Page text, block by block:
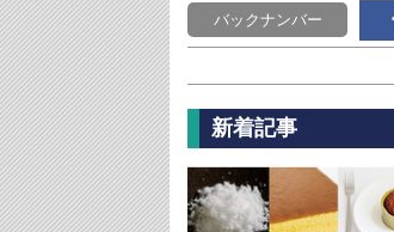
バックナンバー
新着記事